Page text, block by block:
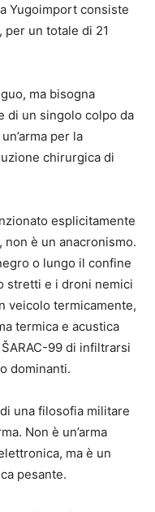
Yugoimport consiste
un totale di 21
ma bisogna
di un singolo colpo da
per la
chirurgica di
esplicitamente
è un anacronismo.
o lungo il confine
stretti e i droni nemici
veicolo termicamente,
termica e acustica
99 di infiltrarsi
dominanti.
una filosofia militare
Non è un’arma
ma è un
pesante.